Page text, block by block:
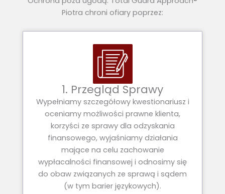
Piotra chroni ofiary poprzez:
1. Przegląd Sprawy
Wypełniamy szczegółowy kwestionariusz i
oceniamy możliwości prawne klienta,
korzyści ze sprawy dla odzyskania
finansowego, wyjaśniamy działania
mające na celu zachowanie
wypłacalności finansowej i odnosimy się
do obaw związanych ze sprawą i sądem
(w tym barier językowych).